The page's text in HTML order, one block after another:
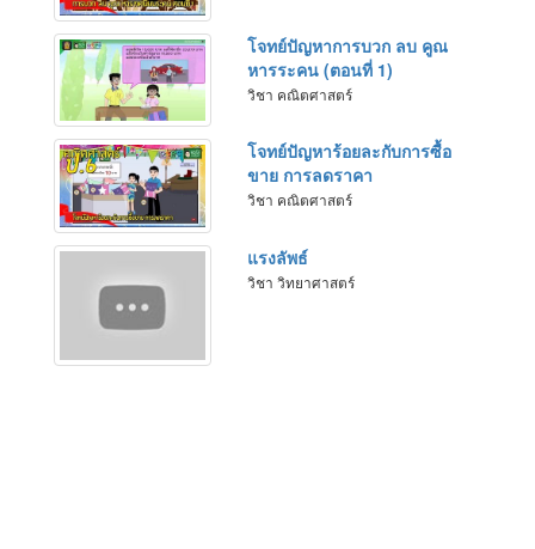
โจทย์ปัญหาการบวก ลบ คูณ
หารระคน (ตอนที่ 1)
วิชา คณิตศาสตร์
โจทย์ปัญหาร้อยละกับการซื้อ
ขาย การลดราคา
วิชา คณิตศาสตร์
แรงลัพธ์
วิชา วิทยาศาสตร์